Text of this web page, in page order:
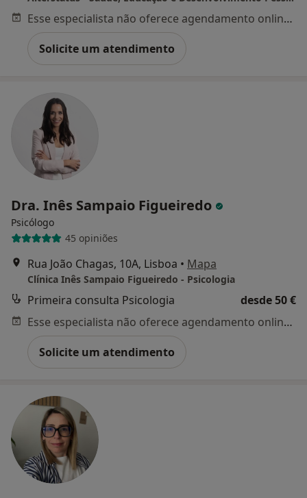
Esse especialista não oferece agendamento online para esse endereço.
Solicite um atendimento
Dra. Inês Sampaio Figueiredo
Psicólogo
45 opiniões
Rua João Chagas, 10A, Lisboa • Mapa
Clínica Inês Sampaio Figueiredo - Psicologia
Primeira consulta Psicologia
desde 50 €
Esse especialista não oferece agendamento online para esse endereço.
Solicite um atendimento